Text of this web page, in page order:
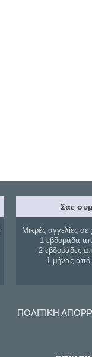
Σας
Μικρές αγγελίες σε
1 εβδομάδα
2 εβδομάδες
1 μήνας
ΠΟΛΙΤΙΚΗ